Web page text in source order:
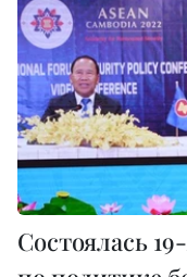
Состоялась